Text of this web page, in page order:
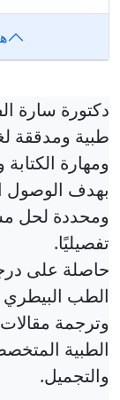
دكتورة سارة
طبية ومدققة
ومهارة
بهدف الوصول
ومحددة لحل
تفصيليًا.
حاصلة على
الطب البيطري
وترجمة
الطبية
والتجميل.